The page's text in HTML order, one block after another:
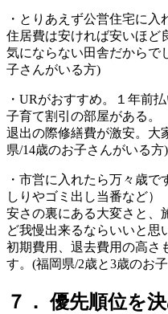
・とりあえず公営住宅に入
住居費は安ければ安いほど
気にならない田舎だからで
子さんがいる方)
・URがおすすめ。１年前
子育て割引の部屋がある。
退出の際修繕費が激安。大
県/14歳のお子さんがいる方)
・市営に入れたら万々歳
しりやゴミ出し当番など）
安さの裏にある大変さと、
ど我慢出来るならいいと思
初期費用、退去費用の高さ
す。(福岡県/2歳と3歳のお
７． 優先順位を